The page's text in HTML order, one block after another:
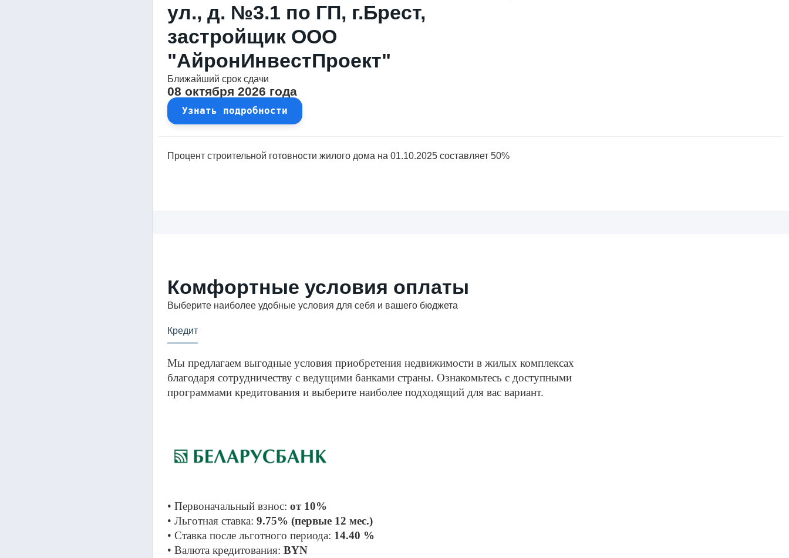
ул., д. №3.1 по ГП, г.Брест,
застройщик ООО
"АйронИнвестПроект"
Ближайший срок сдачи
08 октября 2026 года
Узнать подробности
Процент строительной готовности жилого дома на 01.10.2025 составляет 50%
Комфортные условия оплаты
Выберите наиболее удобные условия для себя и вашего бюджета
Кредит
Мы предлагаем выгодные условия приобретения недвижимости в жилых комплексах
благодаря сотрудничеству с ведущими банками страны. Ознакомьтесь с доступными
программами кредитования и выберите наиболее подходящий для вас вариант.
• Первоначальный взнос: от 10%
• Льготная ставка: 9.75% (первые 12 мес.)
• Ставка после льготного периода: 14.40 %
• Валюта кредитования: BYN